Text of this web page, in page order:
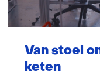
Van stoel
keten